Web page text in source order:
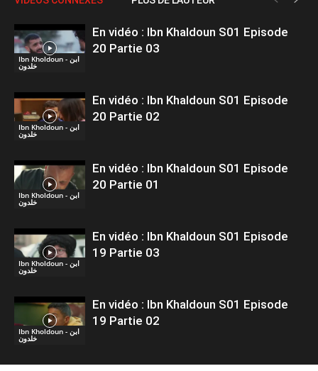
Ibn Kholdoun - ابن
خلدون
En vidéo : Ibn Khaldoun S01 Episode
20 Partie 03
Ibn Kholdoun - ابن
خلدون
En vidéo : Ibn Khaldoun S01 Episode
20 Partie 02
Ibn Kholdoun - ابن
خلدون
En vidéo : Ibn Khaldoun S01 Episode
20 Partie 01
Ibn Kholdoun - ابن
خلدون
En vidéo : Ibn Khaldoun S01 Episode
19 Partie 03
Ibn Kholdoun - ابن
خلدون
En vidéo : Ibn Khaldoun S01 Episode
19 Partie 02